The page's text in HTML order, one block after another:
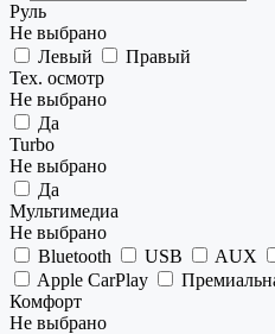
Руль
Не выбрано
Левый
Правый
Тех. осмотр
Не выбрано
Да
Turbo
Не выбрано
Да
Мультимедиа
Не выбрано
Bluetooth
USB AUX
Apple CarPlay
Комфорт
Не выбрано